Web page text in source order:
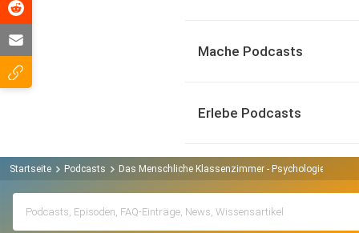
Mache Podcasts
Erlebe Podcasts
Startseite Podcasts Das Menschliche Klassenzimmer - Psychologie und